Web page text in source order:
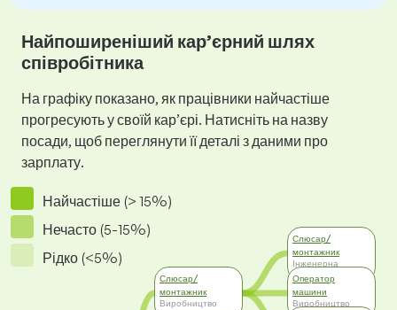
Найпоширеніший кар’єрний шлях
співробітника
На графіку показано, як працівники найчастіше
прогресують у своїй кар’єрі. Натисніть на назву
посади, щоб переглянути її деталі з даними про
зарплату.
Найчастіше (> 15%)
Нечасто (5-15%)
Рідко (<5%)
Слюсар/
монтажник
Виробництво
Слюсар/
монтажник
Інженерна
механіка
Оператор
машини
Виробництво